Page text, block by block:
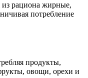
из рациона жирные,
потребление
продукты,
овощи, орехи и